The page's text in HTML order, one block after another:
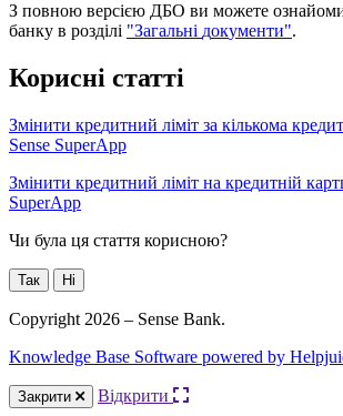
З повною версією ДБО ви можете ознайом
банку в розділі "Загальні документи".
Корисні статті
Змінити кредитний ліміт за кількома кредит
Sense SuperApp
Змінити кредитний ліміт на кредитній карт
SuperApp
Чи була ця стаття корисною?
Так Ні
Copyright 2026 – Sense Bank.
Knowledge Base Software powered by
Закрити Відкрити